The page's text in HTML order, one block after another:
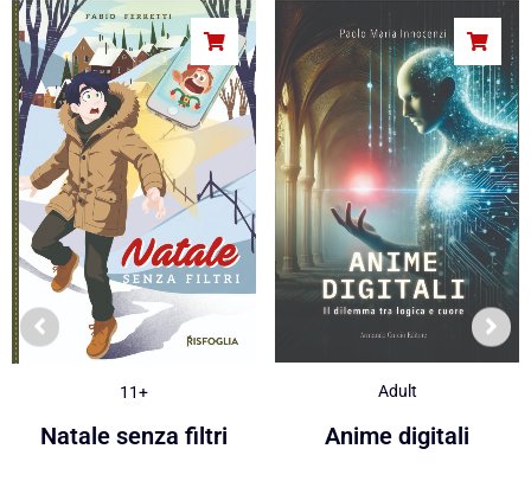
11+
Natale senza filtri
Adult
Anime digitali